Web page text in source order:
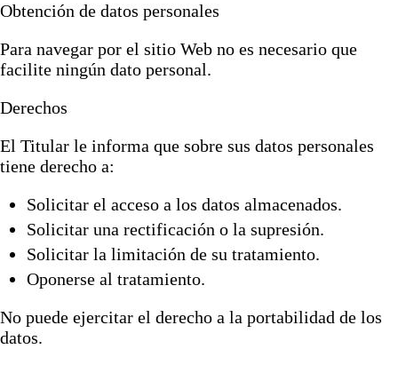
Obtención de datos personales
Para navegar por el sitio Web no es necesario que
facilite ningún dato personal.
Derechos
El Titular le informa que sobre sus datos personales
tiene derecho a:
Solicitar el acceso a los datos almacenados.
Solicitar una rectificación o la supresión.
Solicitar la limitación de su tratamiento.
Oponerse al tratamiento.
No puede ejercitar el derecho a la portabilidad de los
datos.